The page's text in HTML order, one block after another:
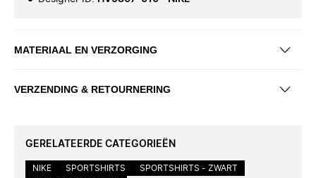
MATERIAAL EN VERZORGING
VERZENDING & RETOURNERING
GERELATEERDE CATEGORIEËN
NIKE SPORTSHIRTS
SPORTSHIRTS - ZWART